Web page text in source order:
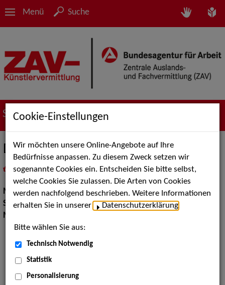
Menü Suche
Suche nach Künstler*innen
Diskothek DT & Ko
als PDF speichern
inMeine Merklistelegen
Musik:DJs
Show:Moderation
Moderation:
Cookie-Einstellungen
Wir möchten unsere Online-Angebote auf Ihre
Bedürfnisse anpassen. Zu diesem Zweck setzen wir
sogenannte Cookies ein. Entscheiden Sie bitte selbst,
welche Cookies Sie zulassen. Die Arten von Cookies
werden nachfolgend beschrieben. Weitere Informationen
erhalten Sie in unserer
Datenschutzerklärung
Bitte wählen Sie aus:
Technisch Notwendig
Statistik
Personalisierung